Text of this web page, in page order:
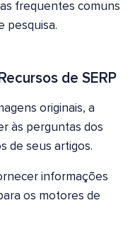
frequentes comuns
pesquisa.
de SERP
originais, a
às perguntas dos
de seus artigos.
informações
os motores de